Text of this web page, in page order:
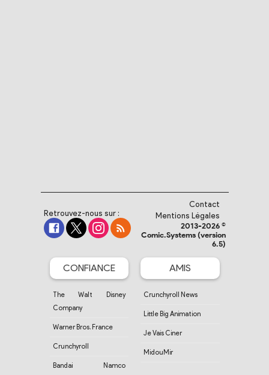
Retrouvez-nous sur :
Contact
Mentions Légales
2013-2026 ©
Comic.Systems (version
6.5)
CONFIANCE
The Walt Disney
Company
Warner Bros. France
Crunchyroll
Bandai Namco
AMIS
Crunchyroll News
Little Big Animation
Je Vais Ciner
MidouMir